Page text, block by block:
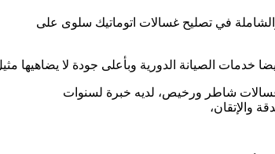
في تصليح غسالات اتوماتيك سلوى على
خدمات الصيانة الدورية وبأعلى جودة لا يضاهيها
شاطر ورخيص، لديه خبرة لسنوات
والإتقان،